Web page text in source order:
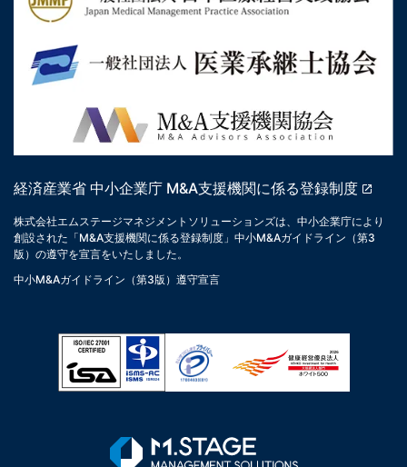
経済産業省 中小企業庁 M&A支援機関に係る登録制度
株式会社エムステージマネジメントソリューションズは、中小企業庁により
創設された「M&A支援機関に係る登録制度」中小M&Aガイドライン（第3
版）の遵守を宣言をいたしました。
中小M&Aガイドライン（第3版）遵守宣言